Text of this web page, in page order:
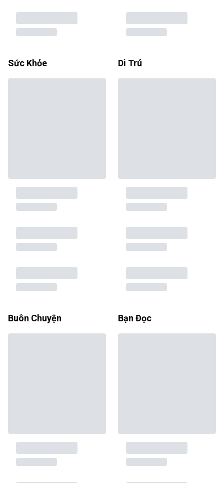
Sức Khỏe Di Trú
Buôn Chuyện Bạn Đọc